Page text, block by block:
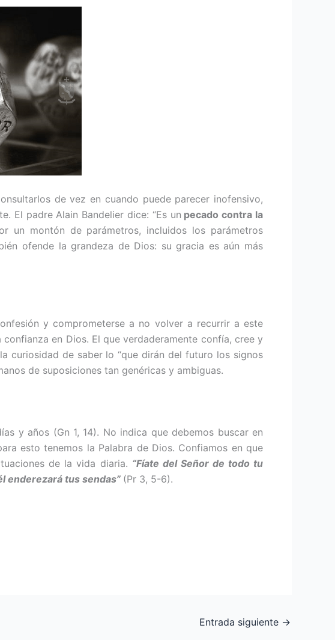
de vez en cuan­do puede parecer inofensivo,
El padre Alain Bandelier dice: “Es un pecado contra la
un montón de parámetros, incluidos los parámetros
ofende la grandeza de Dios: su gracia es aún más
y comprometerse a no volver a recurrir a este
en Dios. El que verdaderamente con­fía, cree y
curiosidad de sa­ber lo “que dirán del futuro los signos
de suposiciones tan genéricas y ambiguas.
y años (Gn 1, 14). No indica que debemos buscar en
esto tenemos la Palabra de Dios. Confiamos en que
de la vida diaria. “Fíate del Señor de todo tu
enderezará tus sendas” (Pr 3, 5-6).
Entrada siguiente →